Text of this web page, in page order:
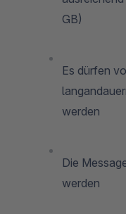
GB)
Es dürfen
werden
Die
werden